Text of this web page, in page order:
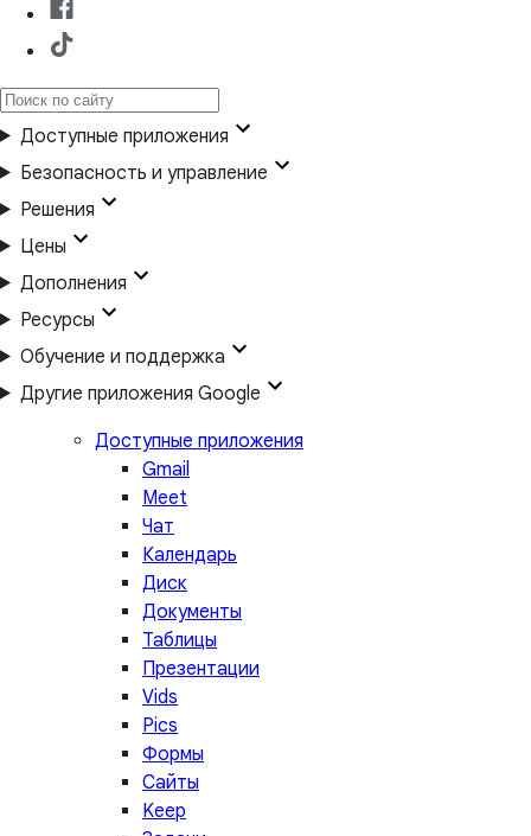
Доступные приложения
Безопасность и управление
Решения
Цены
Дополнения
Ресурсы
Обучение и поддержка
Другие приложения Google
Доступные приложения
Gmail
Meet
Чат
Календарь
Диск
Документы
Таблицы
Презентации
Vids
Pics
Формы
Сайты
Keep